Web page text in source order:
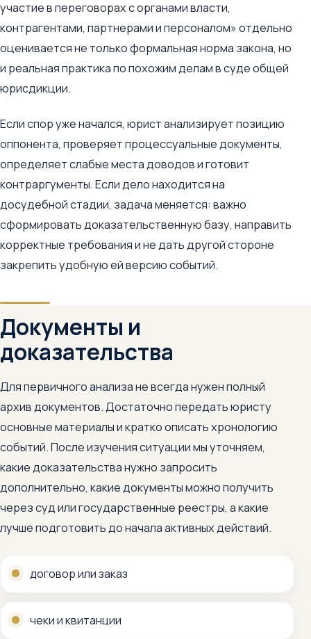
участие в переговорах с органами власти,
контрагентами, партнерами и персоналом» отдельно
оценивается не только формальная норма закона, но
и реальная практика по похожим делам в суде общей
юрисдикции.
Если спор уже начался, юрист анализирует позицию
оппонента, проверяет процессуальные документы,
определяет слабые места доводов и готовит
контраргументы. Если дело находится на
досудебной стадии, задача меняется: важно
сформировать доказательственную базу, направить
корректные требования и не дать другой стороне
закрепить удобную ей версию событий.
Документы и
доказательства
Для первичного анализа не всегда нужен полный
архив документов. Достаточно передать юристу
основные материалы и кратко описать хронологию
событий. После изучения ситуации мы уточняем,
какие доказательства нужно запросить
дополнительно, какие документы можно получить
через суд или государственные реестры, а какие
лучше подготовить до начала активных действий.
договор или заказ
чеки и квитанции